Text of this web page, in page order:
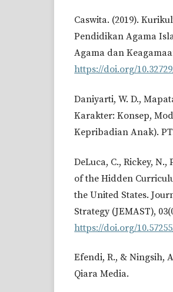
Caswita. (2019).
Pendidikan Agama
Agama dan
https://doi.org/
Daniyarti, W. D.,
Karakter: Konsep,
Kepribadian Anak).
DeLuca, C., Rickey, N.,
of the Hidden
the United States.
Strategy (JEMAST),
https://doi.org/
Efendi, R., & Ningsih,
Qiara Media.